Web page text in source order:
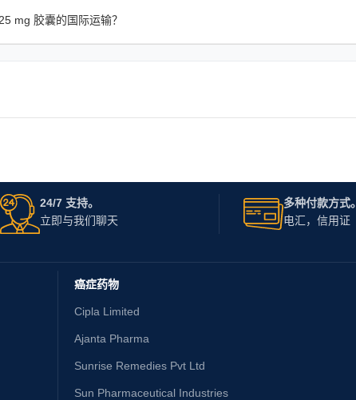
mg 胶囊的国际运输？
24/7 支持。
立即与我们聊天
多种付款方式。
电汇，信用证
癌症药物
Cipla Limited
Ajanta Pharma
Sunrise Remedies Pvt Ltd
Sun Pharmaceutical Industries